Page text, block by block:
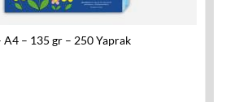
A4 – 135 gr – 250 Yaprak